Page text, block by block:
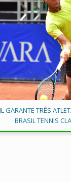
GARANTE TRÊS
BRASIL TENNIS